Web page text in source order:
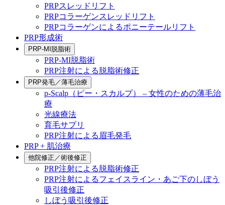
PRPスレッドリフト
PRPコラーゲンスレッドリフト
PRPコラーゲンによるポニーテールリフト
PRP形成術
PRP-MI脱脂術
PRP-MI脱脂術
PRP注射による脱脂術修正
PRP発毛／薄毛治療
p-Scalp（ピー・スカルプ） – 女性のための薄毛治
療
光線療法
育毛サプリ
PRP注射による眉毛発毛
PRP + 肌治療
他院修正／術後修正
PRP注射による脱脂術修正
PRP注射によるフェイスライン・あご下のしぼう
吸引後修正
しぼう吸引後修正